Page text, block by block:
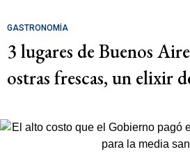
GASTRONOMÍA
3 lugares de Buenos
ostras frescas, un elixir